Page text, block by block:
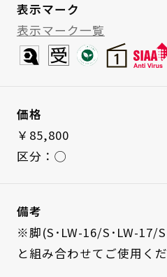
表示マーク
表示マーク一覧
価格
￥85,800
区分：◯
備考
※脚(S･LW-16/S･LW-17/
と組み合わせてご使用くだ